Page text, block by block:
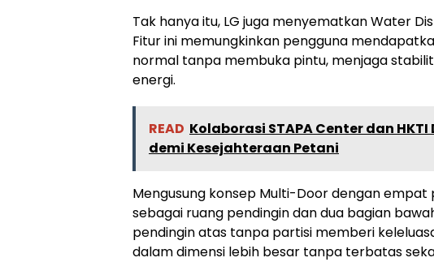
Tak hanya itu, LG juga menyematkan Water
Fitur ini memungkinkan pengguna
normal tanpa membuka pintu, menjaga
energi.
READ Kolaborasi STAPA Center dan
demi Kesejahteraan Petani
Mengusung konsep Multi-Door dengan empat
sebagai ruang pendingin dan dua bagian
pendingin atas tanpa partisi memberi
dalam dimensi lebih besar tanpa terbatas